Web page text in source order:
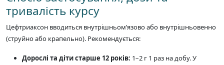
тривалість курсу
Цефтриаксон вводиться внутрішньом’язово або внутрішньовенно
(струйно або крапельно). Рекомендується:
Дорослі та діти старше 12 років: 1–2 г 1 раз на добу. У